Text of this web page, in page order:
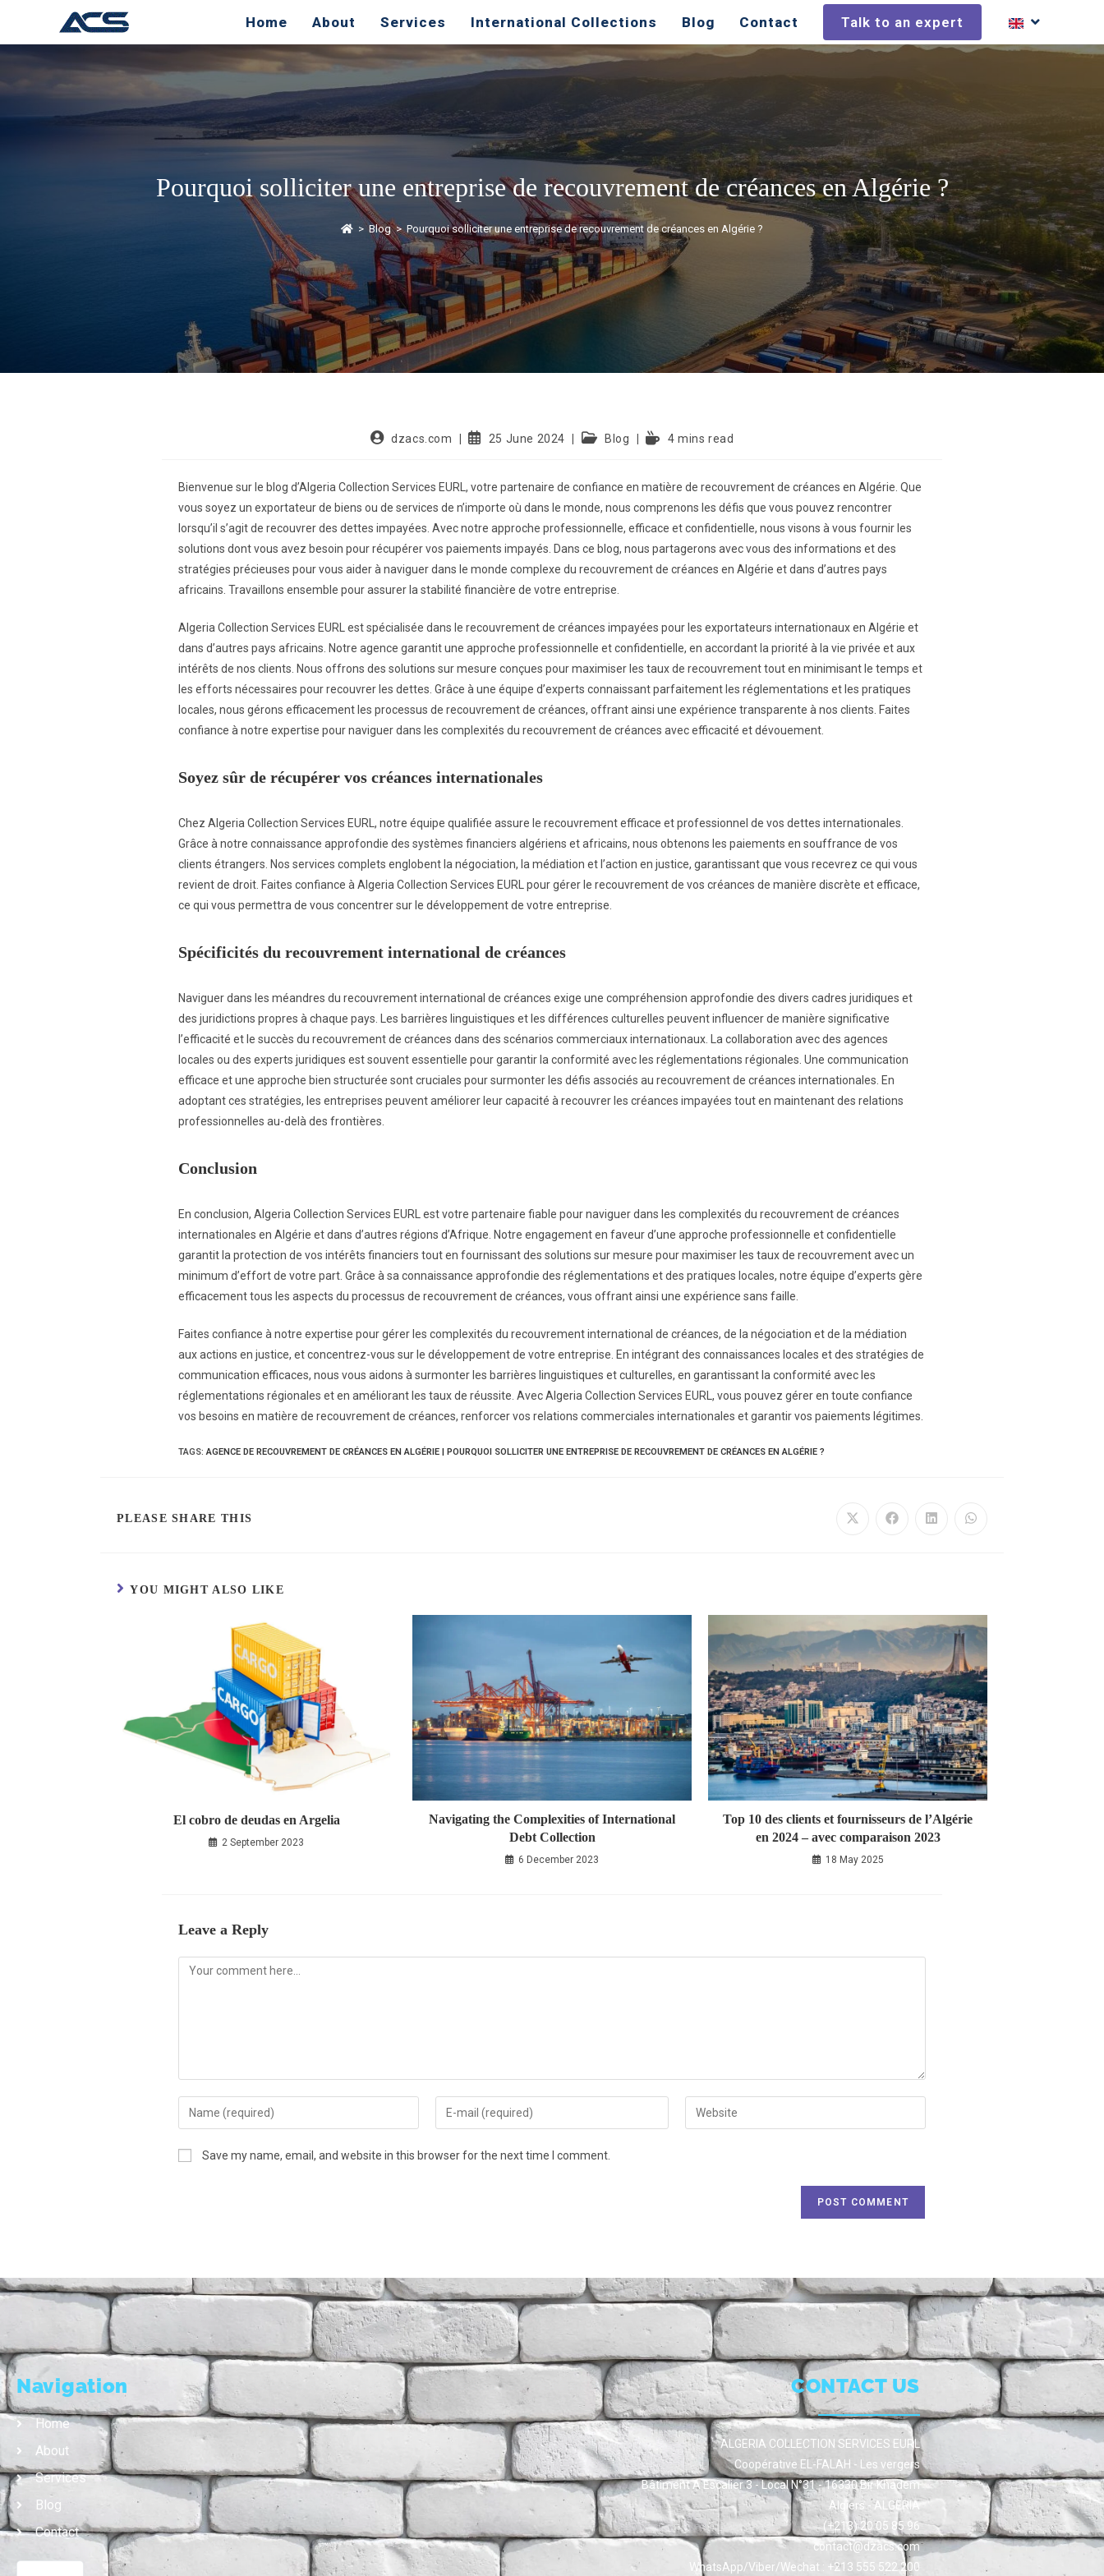
Home About Services International Collections Blog Contact Talk to an expert
Pourquoi solliciter une entreprise de recouvrement de créances en Algérie ?
> Blog > Pourquoi solliciter une entreprise de recouvrement de créances en Algérie ?
dzacs.com 25 June 2024 Blog 4 mins read
Bienvenue sur le blog d’Algeria Collection Services EURL, votre partenaire de confiance en matière de recouvrement de créances en Algérie. Que
vous soyez un exportateur de biens ou de services de n’importe où dans le monde, nous comprenons les défis que vous pouvez rencontrer
lorsqu’il s’agit de recouvrer des dettes impayées. Avec notre approche professionnelle, efficace et confidentielle, nous visons à vous fournir les
solutions dont vous avez besoin pour récupérer vos paiements impayés. Dans ce blog, nous partagerons avec vous des informations et des
stratégies précieuses pour vous aider à naviguer dans le monde complexe du recouvrement de créances en Algérie et dans d’autres pays
africains. Travaillons ensemble pour assurer la stabilité financière de votre entreprise.
Algeria Collection Services EURL est spécialisée dans le recouvrement de créances impayées pour les exportateurs internationaux en Algérie et
dans d’autres pays africains. Notre agence garantit une approche professionnelle et confidentielle, en accordant la priorité à la vie privée et aux
intérêts de nos clients. Nous offrons des solutions sur mesure conçues pour maximiser les taux de recouvrement tout en minimisant le temps et
les efforts nécessaires pour recouvrer les dettes. Grâce à une équipe d’experts connaissant parfaitement les réglementations et les pratiques
locales, nous gérons efficacement les processus de recouvrement de créances, offrant ainsi une expérience transparente à nos clients. Faites
confiance à notre expertise pour naviguer dans les complexités du recouvrement de créances avec efficacité et dévouement.
Soyez sûr de récupérer vos créances internationales
Chez Algeria Collection Services EURL, notre équipe qualifiée assure le recouvrement efficace et professionnel de vos dettes internationales.
Grâce à notre connaissance approfondie des systèmes financiers algériens et africains, nous obtenons les paiements en souffrance de vos
clients étrangers. Nos services complets englobent la négociation, la médiation et l’action en justice, garantissant que vous recevrez ce qui vous
revient de droit. Faites confiance à Algeria Collection Services EURL pour gérer le recouvrement de vos créances de manière discrète et efficace,
ce qui vous permettra de vous concentrer sur le développement de votre entreprise.
Spécificités du recouvrement international de créances
Naviguer dans les méandres du recouvrement international de créances exige une compréhension approfondie des divers cadres juridiques et
des juridictions propres à chaque pays. Les barrières linguistiques et les différences culturelles peuvent influencer de manière significative
l’efficacité et le succès du recouvrement de créances dans des scénarios commerciaux internationaux. La collaboration avec des agences
locales ou des experts juridiques est souvent essentielle pour garantir la conformité avec les réglementations régionales. Une communication
efficace et une approche bien structurée sont cruciales pour surmonter les défis associés au recouvrement de créances internationales. En
adoptant ces stratégies, les entreprises peuvent améliorer leur capacité à recouvrer les créances impayées tout en maintenant des relations
professionnelles au-delà des frontières.
Conclusion
En conclusion, Algeria Collection Services EURL est votre partenaire fiable pour naviguer dans les complexités du recouvrement de créances
internationales en Algérie et dans d’autres régions d’Afrique. Notre engagement en faveur d’une approche professionnelle et confidentielle
garantit la protection de vos intérêts financiers tout en fournissant des solutions sur mesure pour maximiser les taux de recouvrement avec un
minimum d’effort de votre part. Grâce à sa connaissance approfondie des réglementations et des pratiques locales, notre équipe d’experts gère
efficacement tous les aspects du processus de recouvrement de créances, vous offrant ainsi une expérience sans faille.
Faites confiance à notre expertise pour gérer les complexités du recouvrement international de créances, de la négociation et de la médiation
aux actions en justice, et concentrez-vous sur le développement de votre entreprise. En intégrant des connaissances locales et des stratégies de
communication efficaces, nous vous aidons à surmonter les barrières linguistiques et culturelles, en garantissant la conformité avec les
réglementations régionales et en améliorant les taux de réussite. Avec Algeria Collection Services EURL, vous pouvez gérer en toute confiance
vos besoins en matière de recouvrement de créances, renforcer vos relations commerciales internationales et garantir vos paiements légitimes.
TAGS:AGENCE DE RECOUVREMENT DE CRÉANCES EN ALGÉRIE | POURQUOI SOLLICITER UNE ENTREPRISE DE RECOUVREMENT DE CRÉANCES EN ALGÉRIE ?
PLEASE SHARE THIS
YOU MIGHT ALSO LIKE
El cobro de deudas en Argelia
2 September 2023
Navigating the Complexities of International
Debt Collection
6 December 2023
Top 10 des clients et fournisseurs de l’Algérie
en 2024 – avec comparaison 2023
18 May 2025
Leave a Reply
Save my name, email, and website in this browser for the next time I comment.
Navigation
Home
About
Services
Blog
Contact
CONTACT US
ALGERIA COLLECTION SERVICES EURL
Coopérative EL-FALAH - Les vergers
Bâtiment A Escalier 3 - Local N°31 - 16330 Bir Khadem
Algiers - ALGERIA
(+213) 20 05 85 96
contact@dzacs.com
WhatsApp/Viber/Wechat : +213 555 522 200